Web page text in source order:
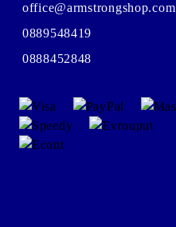
office@armstrongshop.com
0889548419
0888452848